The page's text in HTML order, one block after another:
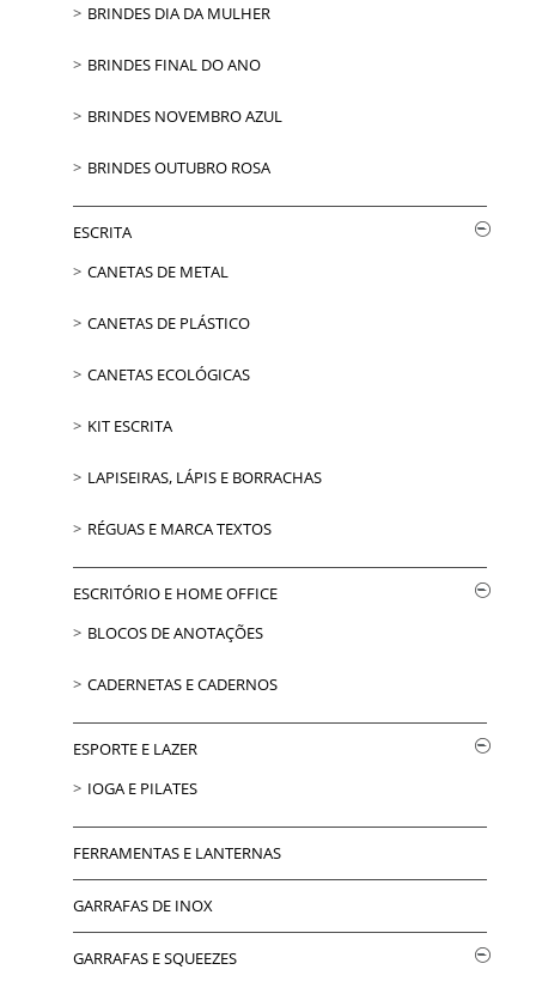
BRINDES DIA DA MULHER
BRINDES FINAL DO ANO
BRINDES NOVEMBRO AZUL
BRINDES OUTUBRO ROSA
ESCRITA
CANETAS DE METAL
CANETAS DE PLÁSTICO
CANETAS ECOLÓGICAS
KIT ESCRITA
LAPISEIRAS, LÁPIS E BORRACHAS
RÉGUAS E MARCA TEXTOS
ESCRITÓRIO E HOME OFFICE
BLOCOS DE ANOTAÇÕES
CADERNETAS E CADERNOS
ESPORTE E LAZER
IOGA E PILATES
FERRAMENTAS E LANTERNAS
GARRAFAS DE INOX
GARRAFAS E SQUEEZES